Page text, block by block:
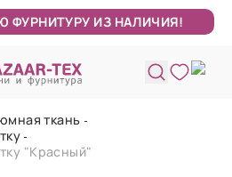
ФУРНИТУРУ ИЗ НАЛИЧИЯ!
ткань
"Красный"